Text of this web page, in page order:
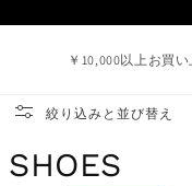
￥10,000以上お買
絞り込みと並び替え
コ
SHOES